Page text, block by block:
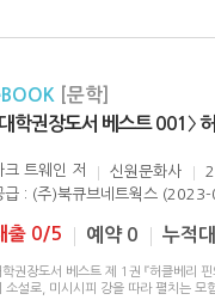
[문학]
대학권장도서 베스트 001〉
크 트웨인 저 신원문화사
급 : (주)북큐브네트웍스
출 0/5 예약 0 누적
학권장도서 베스트 제 1권 『허클베리
소설로, 미시시피 강을 따라 펼치는 모